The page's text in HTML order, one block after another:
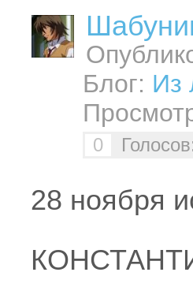
Блог: Из
0
28 ноября